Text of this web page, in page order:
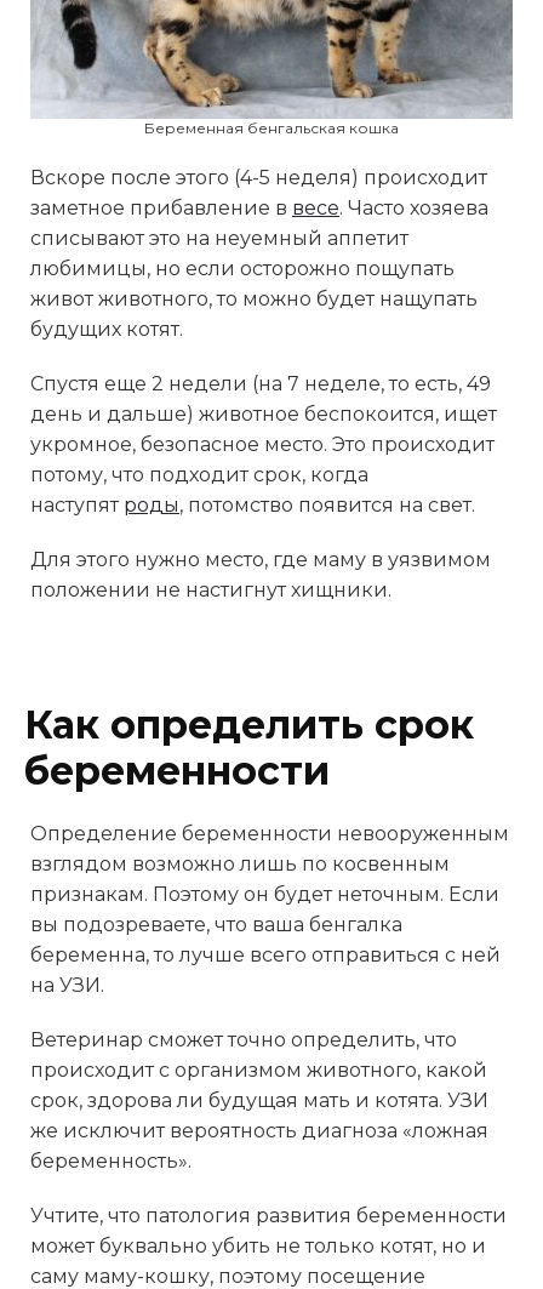
Беременная бенгальская кошка
Вскоре после этого (4-5 неделя) происходит
заметное прибавление в весе. Часто хозяева
списывают это на неуемный аппетит
любимицы, но если осторожно пощупать
живот животного, то можно будет нащупать
будущих котят.
Спустя еще 2 недели (на 7 неделе, то есть, 49
день и дальше) животное беспокоится, ищет
укромное, безопасное место. Это происходит
потому, что подходит срок, когда
наступят роды, потомство появится на свет.
Для этого нужно место, где маму в уязвимом
положении не настигнут хищники.
Как определить срок
беременности
Определение беременности невооруженным
взглядом возможно лишь по косвенным
признакам. Поэтому он будет неточным. Если
вы подозреваете, что ваша бенгалка
беременна, то лучше всего отправиться с ней
на УЗИ.
Ветеринар сможет точно определить, что
происходит с организмом животного, какой
срок, здорова ли будущая мать и котята. УЗИ
же исключит вероятность диагноза «ложная
беременность».
Учтите, что патология развития беременности
может буквально убить не только котят, но и
саму маму-кошку, поэтому посещение